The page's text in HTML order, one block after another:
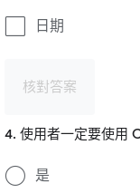
日期
核對答案
4. 使用者一定要使用
是